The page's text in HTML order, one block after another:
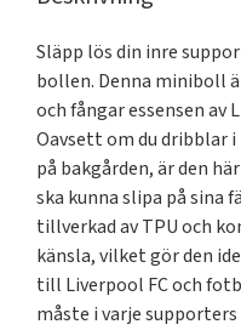
Släpp lös din inre
bollen. Denna miniboll
och fångar essensen
Oavsett om du dribblar
på bakgården, är den
ska kunna slipa på sina
tillverkad av TPU och
känsla, vilket gör den
till Liverpool FC och
måste i varje